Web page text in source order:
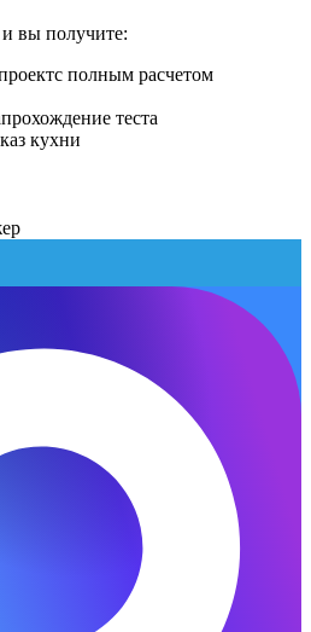
вы получите:
полным расчетом
теста
кухни